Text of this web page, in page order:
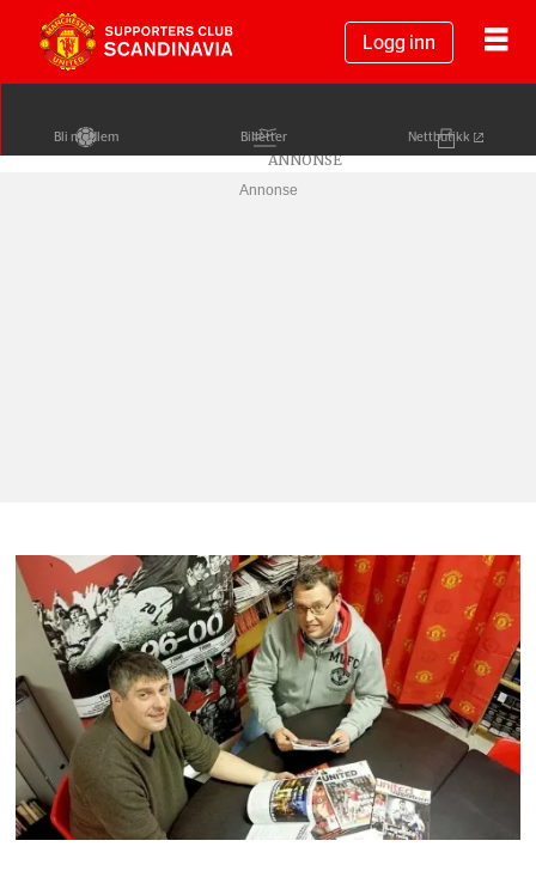
Logg inn
Bli medlem Billetter Nettbutikk
Annonse